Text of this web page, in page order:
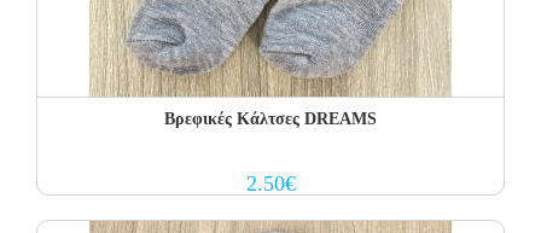
Βρεφικές Κάλτσες DREAMS
2.50€